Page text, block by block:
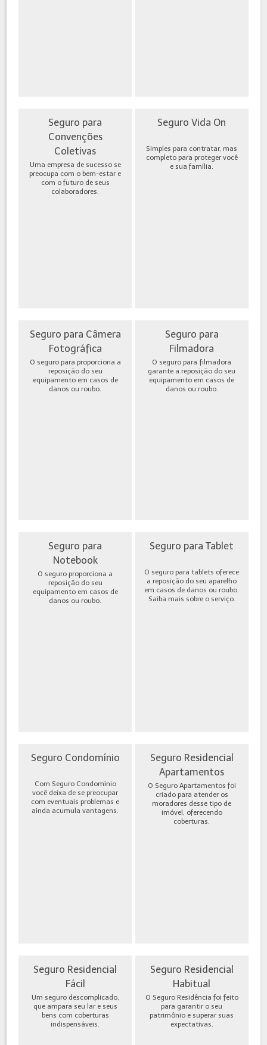
Seguro para
Convenções
Coletivas
Uma empresa de sucesso se
preocupa com o bem-estar e
com o futuro de seus
colaboradores.
Seguro Vida On
Simples para contratar, mas
completo para proteger você
e sua família.
Seguro para Câmera
Fotográfica
O seguro para proporciona a
reposição do seu
equipamento em casos de
danos ou roubo.
Seguro para
Filmadora
O seguro para filmadora
garante a reposição do seu
equipamento em casos de
danos ou roubo.
Seguro para
Notebook
O seguro proporciona a
reposição do seu
equipamento em casos de
danos ou roubo.
Seguro para Tablet
O seguro para tablets oferece
a reposição do seu aparelho
em casos de danos ou roubo.
Saiba mais sobre o serviço.
Seguro Condomínio
Com Seguro Condomínio
você deixa de se preocupar
com eventuais problemas e
ainda acumula vantagens.
Seguro Residencial
Apartamentos
O Seguro Apartamentos foi
criado para atender os
moradores desse tipo de
imóvel, oferecendo
coberturas.
Seguro Residencial
Fácil
Um seguro descomplicado,
que ampara seu lar e seus
bens com coberturas
indispensáveis.
Seguro Residencial
Habitual
O Seguro Residência foi feito
para garantir o seu
patrimônio e superar suas
expectativas.